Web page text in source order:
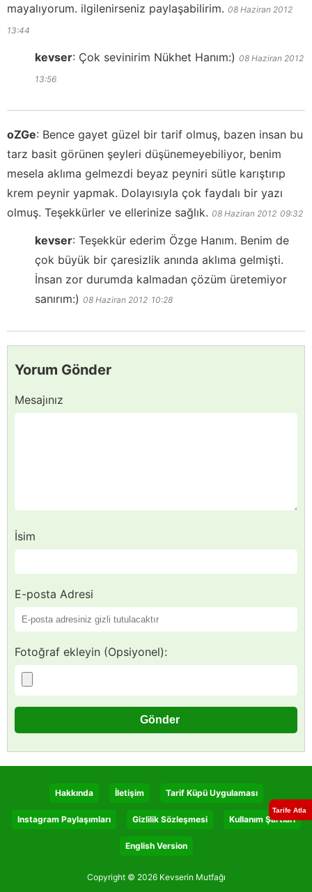
mayalıyorum. ilgilenirseniz paylaşabilirim. 08 Haziran 2012
13:44
kevser: Çok sevinirim Nükhet Hanım:) 08 Haziran 2012
13:56
oZGe: Bence gayet güzel bir tarif olmuş, bazen insan bu
tarz basit görünen şeyleri düşünemeyebiliyor, benim
mesela aklıma gelmezdi beyaz peyniri sütle karıştırıp
krem peynir yapmak. Dolayısıyla çok faydalı bir yazı
olmuş. Teşekkürler ve ellerinize sağlık. 08 Haziran 2012 09:32
kevser: Teşekkür ederim Özge Hanım. Benim de
çok büyük bir çaresizlik anında aklıma gelmişti.
İnsan zor durumda kalmadan çözüm üretemiyor
sanırım:) 08 Haziran 2012 10:28
Yorum Gönder
Mesajınız
İsim
E-posta Adresi
Fotoğraf ekleyin (Opsiyonel):
Tarife Atla
Hakkında İletişim Tarif Küpü Uygulaması
Instagram Paylaşımları Gizlilik Sözleşmesi Kullanım Şartları
English Version
Copyright © 2026 Kevserin Mutfağı